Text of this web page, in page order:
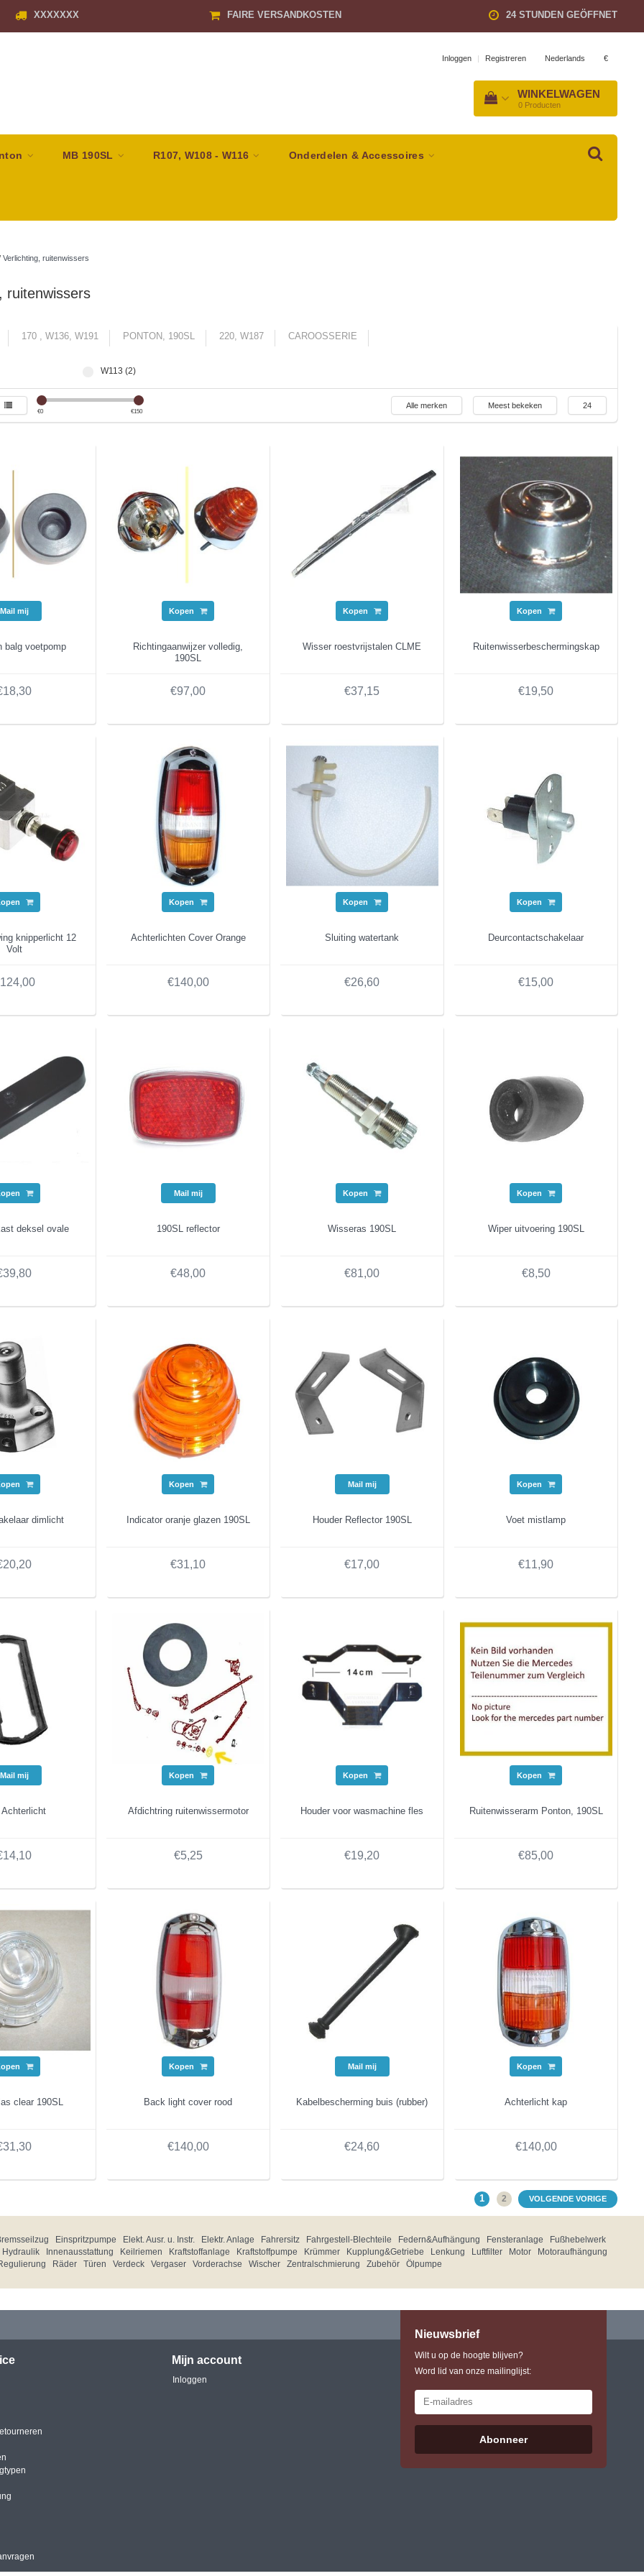
XXXXXXX FAIRE VERSANDKOSTEN 24 STUNDEN GEÖFFNET
Inloggen | Registreren Nederlands €
WINKELWAGEN
0 Producten
MB 190SL R107, W108 - W116 Onderdelen & Accessoires
Verlichting, ruitenwissers
ruitenwissers
170 , W136, W191 PONTON, 190SL 220, W187 CAROOSSERIE
W113 (2)
€0 €150
Alle merken Meest bekeken 24
Mail mij
balg voetpomp
Kopen
Richtingaanwijzer volledig,
190SL
€97,00
Kopen
Wisser roestvrijstalen CLME
€37,15
Kopen
Ruitenwisserbeschermingskap
€19,50
knipperlicht 12
Volt
Kopen
Achterlichten Cover Orange
€140,00
Kopen
Sluiting watertank
€26,60
Kopen
Deurcontactschakelaar
€15,00
deksel ovale
Mail mij
190SL reflector
€48,00
Kopen
Wisseras 190SL
€81,00
Kopen
Wiper uitvoering 190SL
€8,50
dimlicht
Kopen
Indicator oranje glazen 190SL
€31,10
Mail mij
Houder Reflector 190SL
€17,00
Kopen
Voet mistlamp
€11,90
Mail mij
Achterlicht
Kopen
Afdichtring ruitenwissermotor
€5,25
Kopen
Houder voor wasmachine fles
€19,20
Kopen
Ruitenwisserarm Ponton, 190SL
€85,00
clear 190SL
Kopen
Back light cover rood
€140,00
Mail mij
Kabelbescherming buis (rubber)
€24,60
Kopen
Achterlicht kap
€140,00
1 2 VOLGENDE VORIGE
Einspritzpumpe Elekt. Ausr. u. Instr. Elektr. Anlage Fahrersitz Fahrgestell-Blechteile Federn&Aufhängung Fensteranlage
Fußhebelwerk
Hydraulik
Innenausstattung Keilriemen Kraftstoffanlage Kraftstoffpumpe Krümmer Kupplung&Getriebe Lenkung Luftfilter Motor
Motoraufhängung
Räder Türen Verdeck Vergaser Vorderachse Wischer Zentralschmierung Zubehör Ölpumpe
Mijn account
Inloggen
Nieuwsbrief
Wilt u op de hoogte blijven?
Word lid van onze mailinglijst:
Abonneer